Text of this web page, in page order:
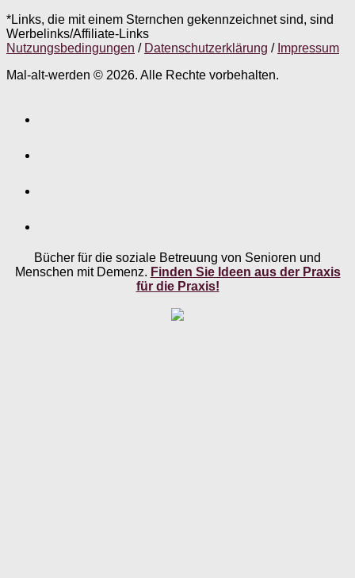
*Links, die mit einem Sternchen gekennzeichnet sind, sind
Werbelinks/Affiliate-Links
Nutzungsbedingungen / Datenschutzerklärung / Impressum
Mal-alt-werden © 2026. Alle Rechte vorbehalten.
Bücher für die soziale Betreuung von Senioren und
Menschen mit Demenz. Finden Sie Ideen aus der Praxis
für die Praxis!